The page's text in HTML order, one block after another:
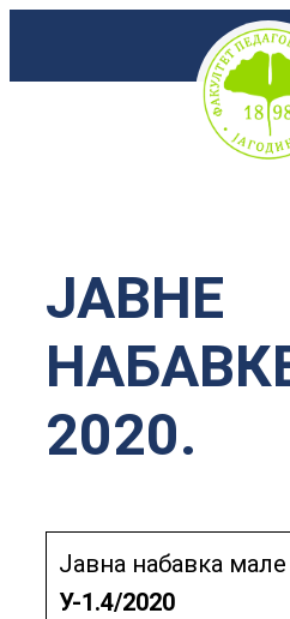
ЈАВНЕ
2020.
Јавна набавка
У-1.4/2020